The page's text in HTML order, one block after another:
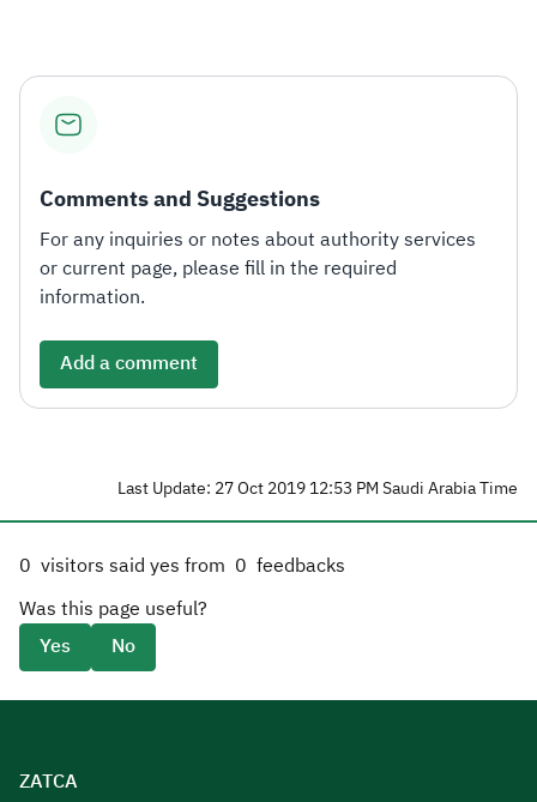
Comments and Suggestions
For any inquiries or notes about authority services
or current page, please fill in the required
information.
Add a comment
Last Update: 27 Oct 2019 12:53 PM Saudi Arabia Time
0 visitors said yes from 0 feedbacks
Was this page useful?
Yes
No
ZATCA